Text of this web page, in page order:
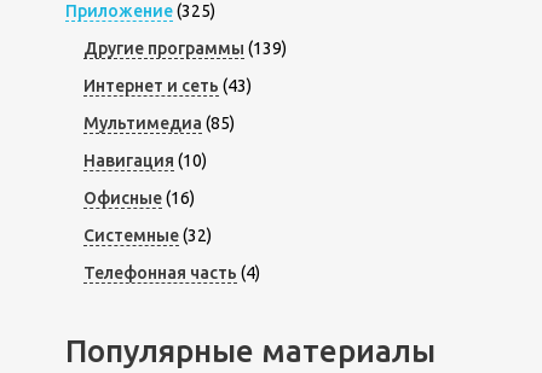
Приложение(325)
Другие программы (139)
Интернет и сеть (43)
Мультимедиа (85)
Навигация (10)
Офисные(16)
Системные(32)
Телефонная часть (4)
Популярные материалы